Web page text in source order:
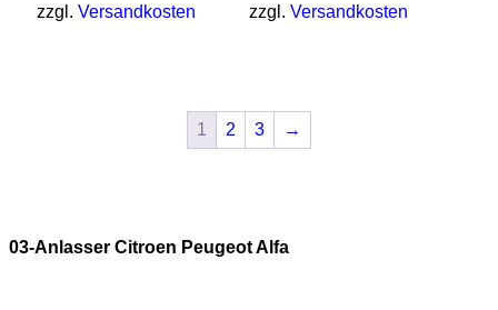
zzgl. Versandkosten
zzgl. Versandkosten
1 2 3 →
03-Anlasser Citroen Peugeot Alfa